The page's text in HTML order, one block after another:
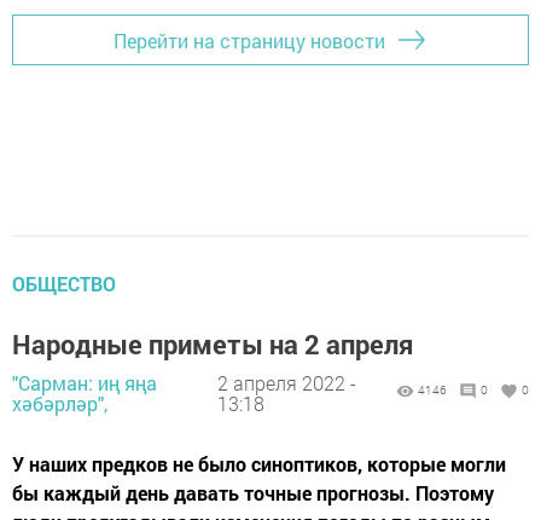
Перейти на страницу новости
ОБЩЕСТВО
Народные приметы на 2 апреля
"Сарман: иң яңа
хәбәрләр",
2 апреля 2022 -
13:18
4146 0 0
У наших предков не было синоптиков, которые могли
бы каждый день давать точные прогнозы. Поэтому